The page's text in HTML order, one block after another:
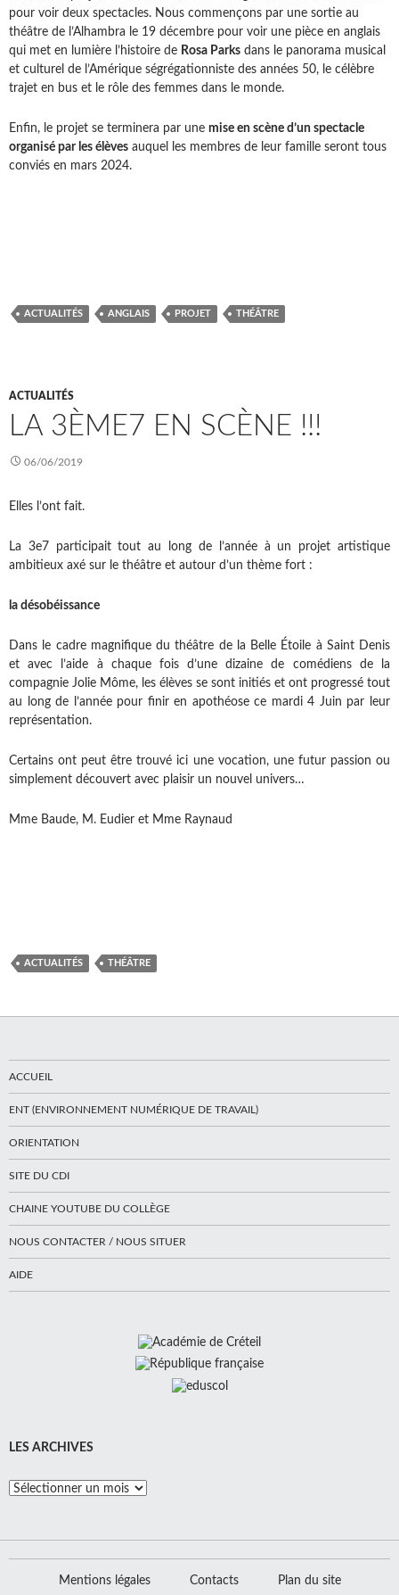
pour voir deux spectacles. Nous commençons par une sortie au
théâtre de l’Alhambra le 19 décembre pour voir une pièce en anglais
qui met en lumière l’histoire de Rosa Parks dans le panorama musical
et culturel de l’Amérique ségrégationniste des années 50, le célèbre
trajet en bus et le rôle des femmes dans le monde.
Enfin, le projet se terminera par une mise en scène d’un spectacle
organisé par les élèves auquel les membres de leur famille seront tous
conviés en mars 2024.
ACTUALITÉS ANGLAIS PROJET THÉÂTRE
ACTUALITÉS
LA 3ÈME7 EN SCÈNE !!!
06/06/2019
Elles l’ont fait.
La 3e7 participait tout au long de l’année à un projet artistique
ambitieux axé sur le théâtre et autour d’un thème fort :
la désobéissance
Dans le cadre magnifique du théâtre de la Belle Étoile à Saint Denis
et avec l’aide à chaque fois d’une dizaine de comédiens de la
compagnie Jolie Môme, les élèves se sont initiés et ont progressé tout
au long de l’année pour finir en apothéose ce mardi 4 Juin par leur
représentation.
Certains ont peut être trouvé ici une vocation, une futur passion ou
simplement découvert avec plaisir un nouvel univers…
Mme Baude, M. Eudier et Mme Raynaud
ACTUALITÉS THÉÂTRE
ACCUEIL
ENT (ENVIRONNEMENT NUMÉRIQUE DE TRAVAIL)
ORIENTATION
SITE DU CDI
CHAINE YOUTUBE DU COLLÈGE
NOUS CONTACTER / NOUS SITUER
AIDE
LES ARCHIVES
Les
Mentions légales Contacts Plan du site